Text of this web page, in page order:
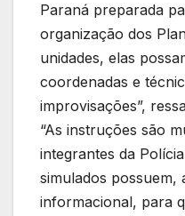
Paraná preparada
organização dos
unidades, elas
coordenadas e
improvisações”,
“As instruções são
integrantes da
simulados possuem,
informacional, para